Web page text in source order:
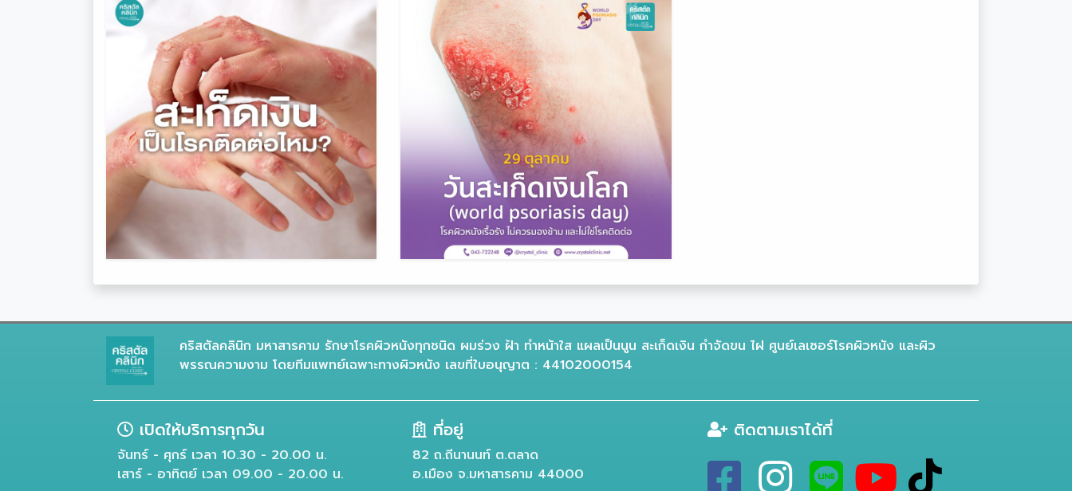
คริสตัลคลินิก มหาสารคาม รักษาโรคผิวหนังทุกชนิด ผมร่วง ฝ้า ทำหน้าใส แผลเป็นนูน สะเก็ดเงิน กำจัดขน ไฝ ศูนย์เลเซอร์โรคผิวหนัง และผิว
พรรณความงาม โดยทีมแพทย์เฉพาะทางผิวหนัง เลขที่ใบอนุญาต : 44102000154
เปิดให้บริการทุกวัน
จันทร์ - ศุกร์ เวลา 10.30 - 20.00 น.
เสาร์ - อาทิตย์ เวลา 09.00 - 20.00 น.
ที่อยู่
82 ถ.ถีนานนท์ ต.ตลาด
อ.เมือง จ.มหาสารคาม 44000
ติดตามเราได้ที่